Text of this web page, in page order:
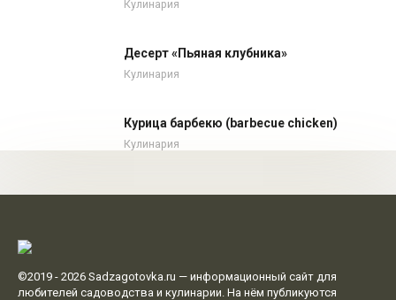
Кулинария
Десерт «Пьяная клубника»
Кулинария
Курица барбекю (barbecue chicken)
Кулинария
©2019 - 2026 Sadzagotovka.ru — информационный сайт для
любителей садоводства и кулинарии. На нём публикуются